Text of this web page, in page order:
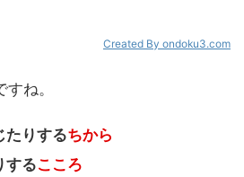
Created By ondoku3.com
ね。
たりするちから
するこころ